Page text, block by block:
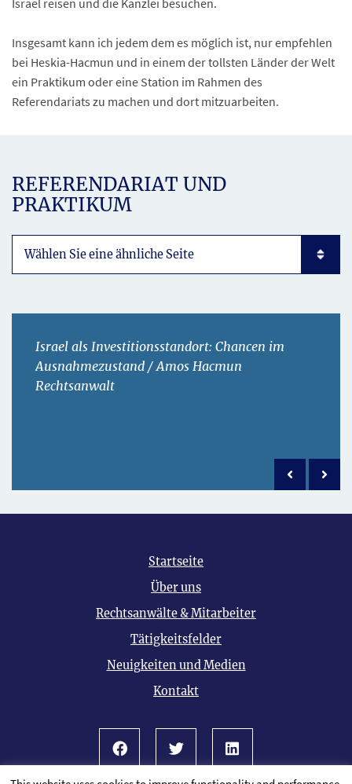
Israel reisen und die Kanzlei besuchen.
Insgesamt kann ich jedem dem es möglich ist, nur empfehlen
bei Heskia-Hacmun und in einem der tollsten Länder der Welt
ein Praktikum oder eine Station im Rahmen des
Referendariats zu machen und dort mitzuarbeiten.
REFERENDARIAT UND
PRAKTIKUM
Israel als Investitionsstandort: Chancen im
Ausnahmezustand / Amos Hacmun
Rechtsanwalt
Previous
Next
Startseite
Über uns
Rechtsanwälte & Mitarbeiter
Tätigkeitsfelder
Neuigkeiten und Medien
Kontakt
FacebookTwitter